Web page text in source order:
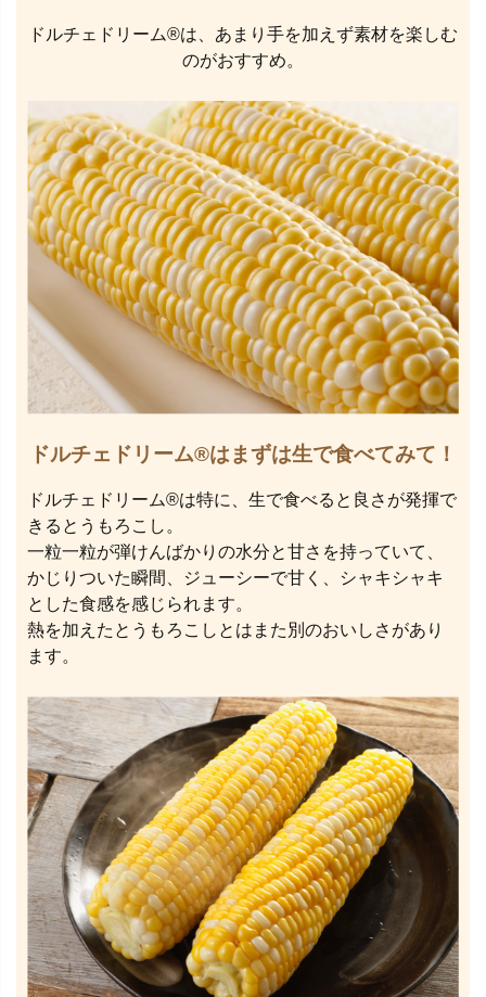
ドルチェドリーム®は、あまり手を加えず素材を楽しむ
のがおすすめ。
ドルチェドリーム®はまずは生で食べてみて！
ドルチェドリーム®は特に、生で食べると良さが発揮で
きるとうもろこし。
一粒一粒が弾けんばかりの水分と甘さを持っていて、
かじりついた瞬間、ジューシーで甘く、シャキシャキ
とした食感を感じられます。
熱を加えたとうもろこしとはまた別のおいしさがあり
ます。